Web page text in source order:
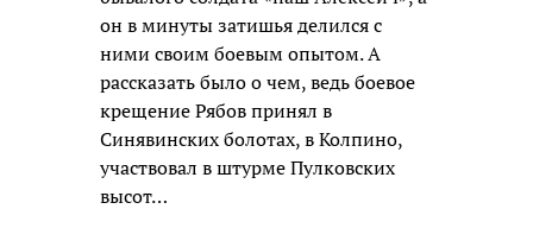
он в минуты затишья делился с
ними своим боевым опытом. А
рассказать было о чем, ведь боевое
крещение Рябов принял в
Синявинских болотах, в Колпино,
участвовал в штурме Пулковских
высот…